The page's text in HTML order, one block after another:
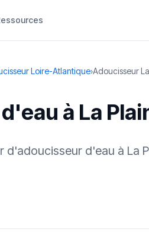
Loire-Atlantique›Adoucisseur
à La
d'adoucisseur d'eau à La